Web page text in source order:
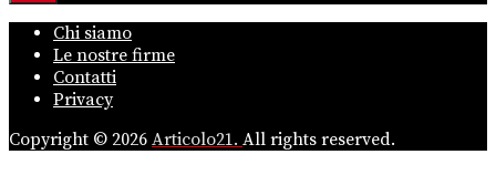
Chi siamo
Le nostre firme
Contatti
Privacy
Copyright © 2026 Articolo21. All rights reserved.